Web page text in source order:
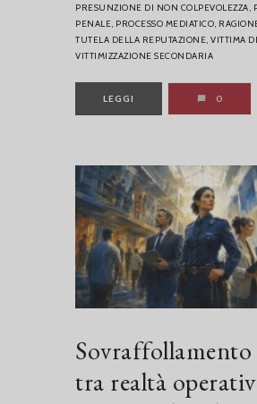
PRESUNZIONE DI NON COLPEVOLEZZA,
PENALE, PROCESSO MEDIATICO,
TUTELA DELLA REPUTAZIONE, VITTIMA
VITTIMIZZAZIONE SECONDARIA
LEGGI 0
tra realtà